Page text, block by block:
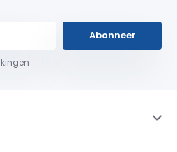
Abonneer